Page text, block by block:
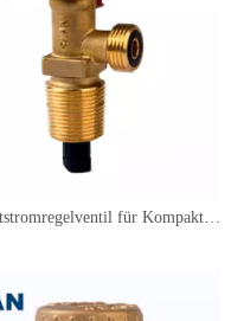
LPG-Luftstromregelventil für Kompaktzylinder